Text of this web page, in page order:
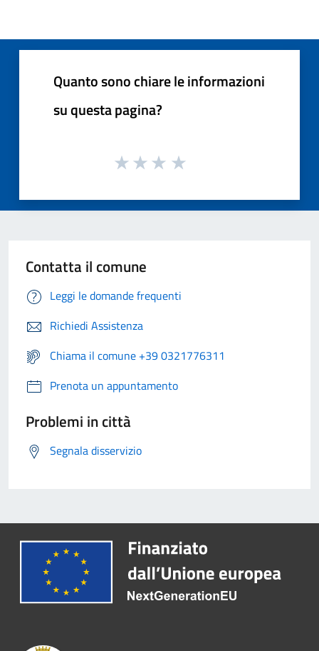
Quanto sono chiare le informazioni
su questa pagina?
Contatta il comune
Leggi le domande frequenti
Richiedi Assistenza
Chiama il comune +39 0321776311
Prenota un appuntamento
Problemi in città
Segnala disservizio